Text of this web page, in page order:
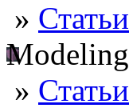
» Статьи
Modeling
» Статьи